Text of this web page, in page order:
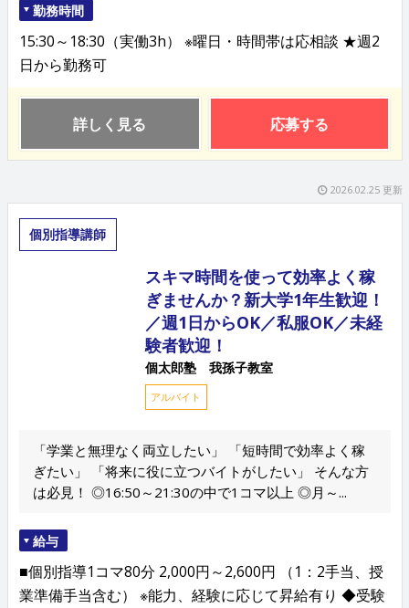
勤務時間
15:30～18:30（実働3h） ※曜日・時間帯は応相談 ★週2
日から勤務可
詳しく見る 応募する
2026.02.25 更新
個別指導講師
スキマ時間を使って効率よく稼
ぎませんか？新大学1年生歓迎！
／週1日からOK／私服OK／未経
験者歓迎！
個太郎塾 我孫子教室
アルバイト
「学業と無理なく両立したい」 「短時間で効率よく稼
ぎたい」 「将来に役に立つバイトがしたい」 そんな方
は必見！ ◎16:50～21:30の中で1コマ以上 ◎月～...
給与
■個別指導1コマ80分 2,000円～2,600円 （1：2手当、授
業準備手当含む） ※能力、経験に応じて昇給有り ◆受験